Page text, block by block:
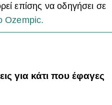
επίσης να οδηγήσει σε
Ozempic.
για κάτι που έφαγες